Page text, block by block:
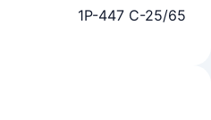
1Р-447 С-25/65